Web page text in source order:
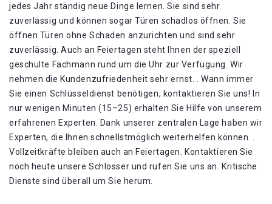
jedes Jahr ständig neue Dinge lernen. Sie sind sehr
zuverlässig und können sogar Türen schadlos öffnen. Sie
öffnen Türen ohne Schaden anzurichten und sind sehr
zuverlässig. Auch an Feiertagen steht Ihnen der speziell
geschulte Fachmann rund um die Uhr zur Verfügung. Wir
nehmen die Kundenzufriedenheit sehr ernst. . Wann immer
Sie einen Schlüsseldienst benötigen, kontaktieren Sie uns! In
nur wenigen Minuten (15–25) erhalten Sie Hilfe von unserem
erfahrenen Experten. Dank unserer zentralen Lage haben wir
Experten, die Ihnen schnellstmöglich weiterhelfen können. .
Vollzeitkräfte bleiben auch an Feiertagen. Kontaktieren Sie
noch heute unsere Schlosser und rufen Sie uns an. Kritische
Dienste sind überall um Sie herum.